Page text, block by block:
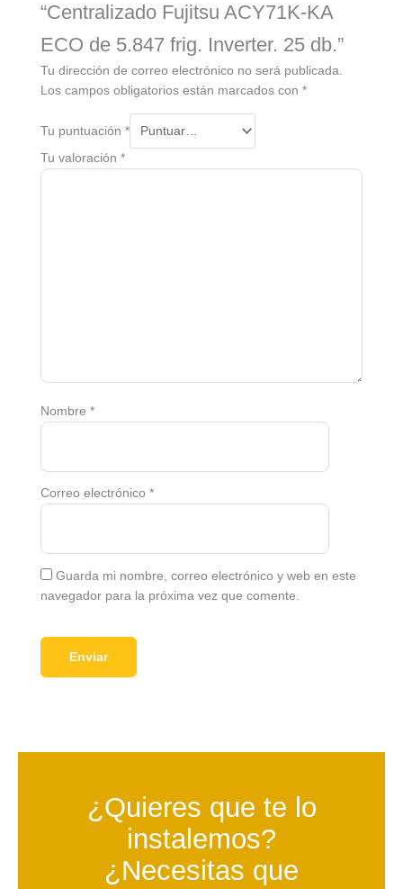
“Centralizado Fujitsu ACY71K-KA
ECO de 5.847 frig. Inverter. 25 db.”
Tu dirección de correo electrónico no será publicada.
Los campos obligatorios están marcados con *
Tu puntuación *
Tu valoración *
Nombre *
Correo electrónico *
Guarda mi nombre, correo electrónico y web en este
navegador para la próxima vez que comente.
¿Quieres que te lo
instalemos?
¿Necesitas que